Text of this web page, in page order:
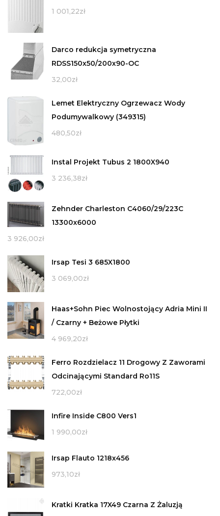
1 001,22zł
Darco redukcja symetryczna
RDSS150x50/200x90-OC
32,00zł
Lemet Elektryczny Ogrzewacz Wody
Podumywalkowy (349315)
480,50zł
Instal Projekt Tubus 2 1800X940
3 236,38zł
Zehnder Charleston C4060/29/223C
13300x6000
3 926,00zł
Irsap Tesi 3 685X1800
3 069,00zł
Haas+Sohn Piec Wolnostojący Adria Mini II
/ Czarny + Beżowe Płytki
4 969,20zł
Ferro Rozdzielacz 11 Drogowy Z Zaworami
Odcinającymi Standard Ro11S
722,00zł
Infire Inside C800 Vers1
1 990,00zł
Irsap Flauto 1218x456
973,10zł
Kratki Kratka 17X49 Czarna Z Żaluzją